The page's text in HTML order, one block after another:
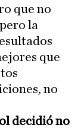
que no
la
que
no
decidió no